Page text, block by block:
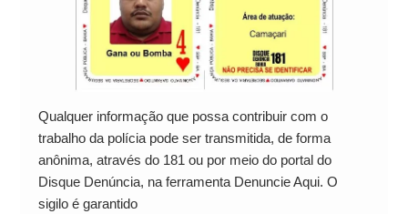
Qualquer informação que possa contribuir com o
trabalho da polícia pode ser transmitida, de forma
anônima, através do 181 ou por meio do portal do
Disque Denúncia, na ferramenta Denuncie Aqui. O
sigilo é garantido